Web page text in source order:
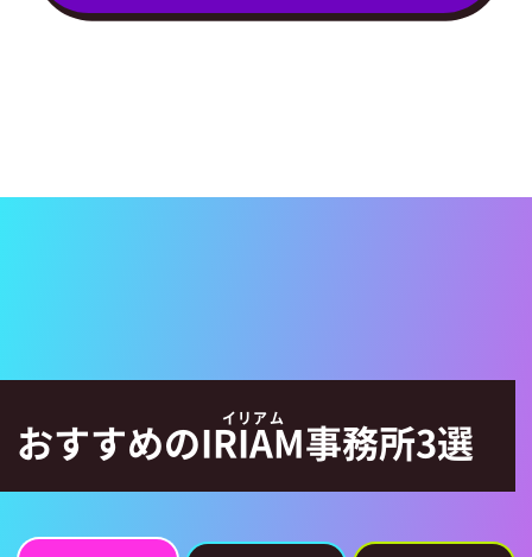
おすすめのIRIAM事務所3選